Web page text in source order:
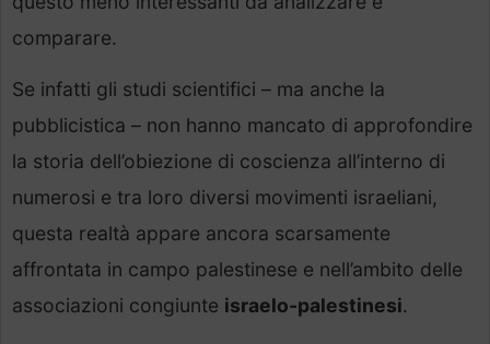
comparare.
Se infatti gli studi scientifici – ma anche la
pubblicistica – non hanno mancato di approfondire
la storia dell’obiezione di coscienza all’interno di
numerosi e tra loro diversi movimenti israeliani,
questa realtà appare ancora scarsamente
affrontata in campo palestinese e nell’ambito delle
associazioni congiunte israelo-palestinesi.